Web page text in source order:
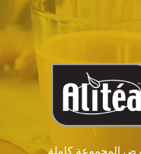
المجموعة كاملة